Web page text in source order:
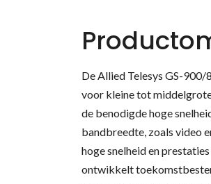
De Allied Telesys GS-
voor kleine tot
de benodigde hoge
bandbreedte, zoals video
hoge snelheid en
ontwikkelt